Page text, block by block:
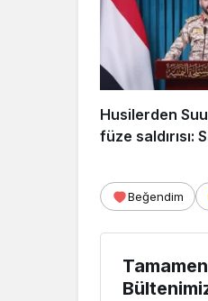
Husilerden
füze saldırısı:
Beğendim